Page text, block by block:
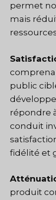
permet
mais
public
répondre
conduit
fidélité et
produit